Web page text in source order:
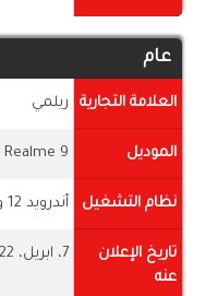
عام
العلامة التجارية ريلمي
الموديل Realme 9 - يحمل طراز رقم RMX3521
نظام التشغيل أندرويد 12 واجهه المستخدم Realme UI 3.0
تاريخ الإعلان
عنه
7، ابريل، 2022